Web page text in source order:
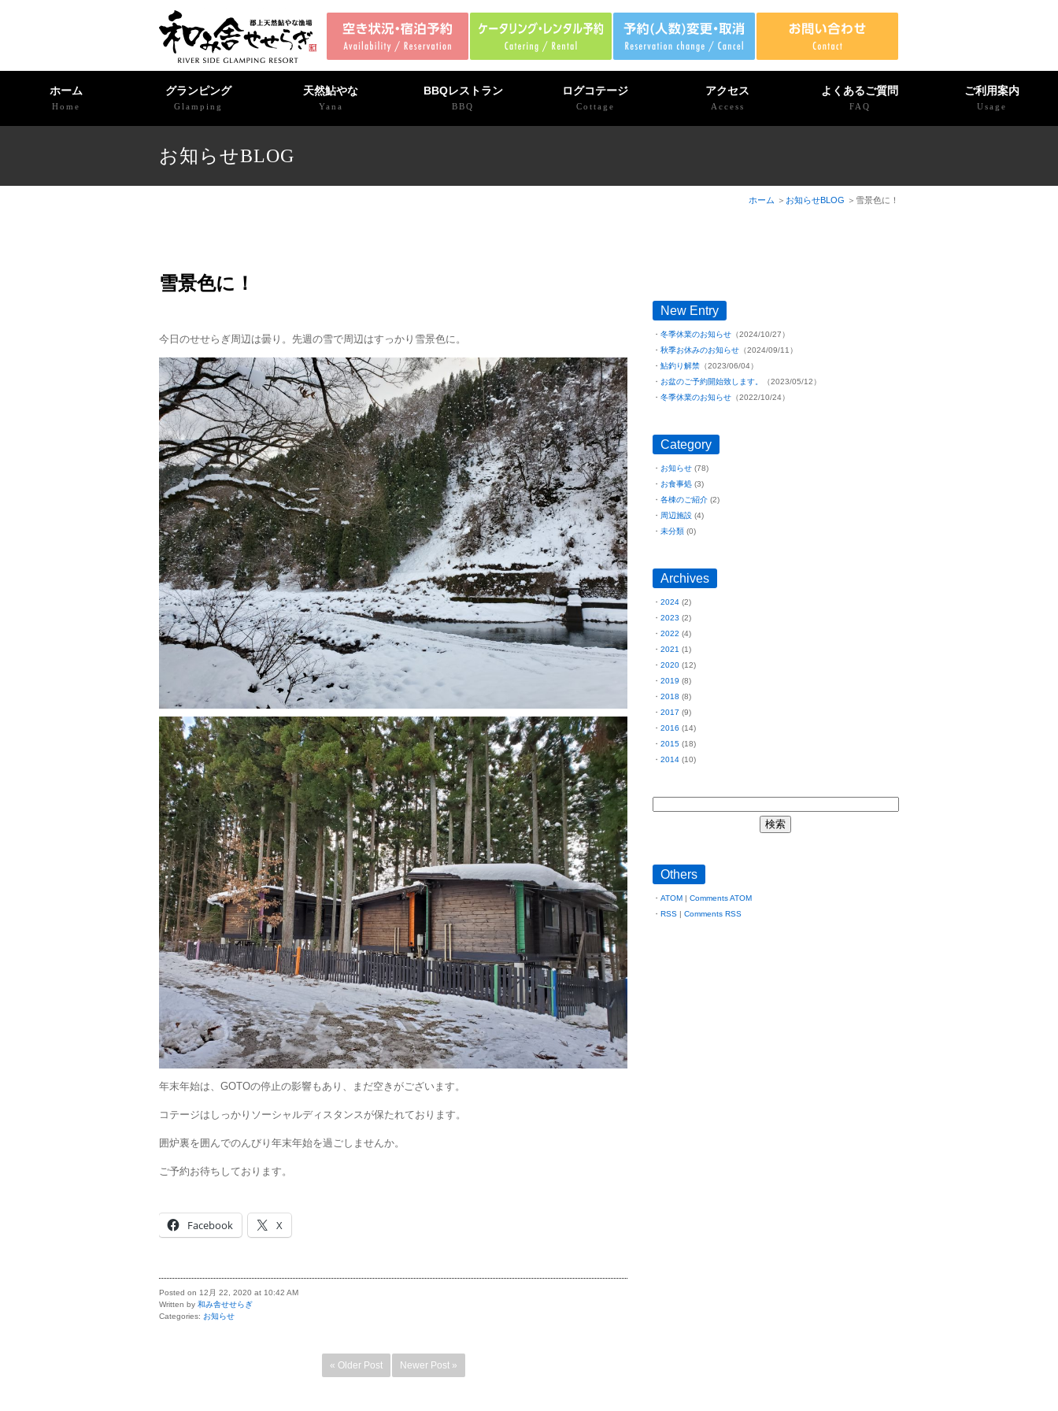
ホーム
Home
グランピング
Glamping
天然鮎やな
Yana
BBQレストラン
BBQ
ログコテージ
Cottage
アクセス
Access
よくあるご質問
FAQ
ご利用案内
Usage
お知らせBLOG
ホーム お知らせBLOG 雪景色に！
雪景色に！
今日のせせらぎ周辺は曇り。先週の雪で周辺はすっかり雪景色に。
年末年始は、GOTOの停止の影響もあり、まだ空きがございます。
コテージはしっかりソーシャルディスタンスが保たれております。
囲炉裏を囲んでのんびり年末年始を過ごしませんか。
ご予約お待ちしております。
Facebook X
Posted on 12月 22, 2020 at 10:42 AM
Written by 和み舎せせらぎ
Categories: お知らせ
« Older Post Newer Post »
New Entry
冬季休業のお知らせ（2024/10/27）
秋季お休みのお知らせ（2024/09/11）
鮎釣り解禁（2023/06/04）
お盆のご予約開始致します。
（2023/05/12）
冬季休業のお知らせ（2022/10/24）
Category
お知らせ(78)
お食事処(3)
各棟のご紹介(2)
周辺施設(4)
未分類(0)
Archives
2024(2)
2023 (2)
2022 (4)
2021 (1)
2020(12)
2019 (8)
2018 (8)
2017 (9)
2016 (14)
2015(18)
2014(10)
Others
ATOM| Comments ATOM
RSS| Comments RSS